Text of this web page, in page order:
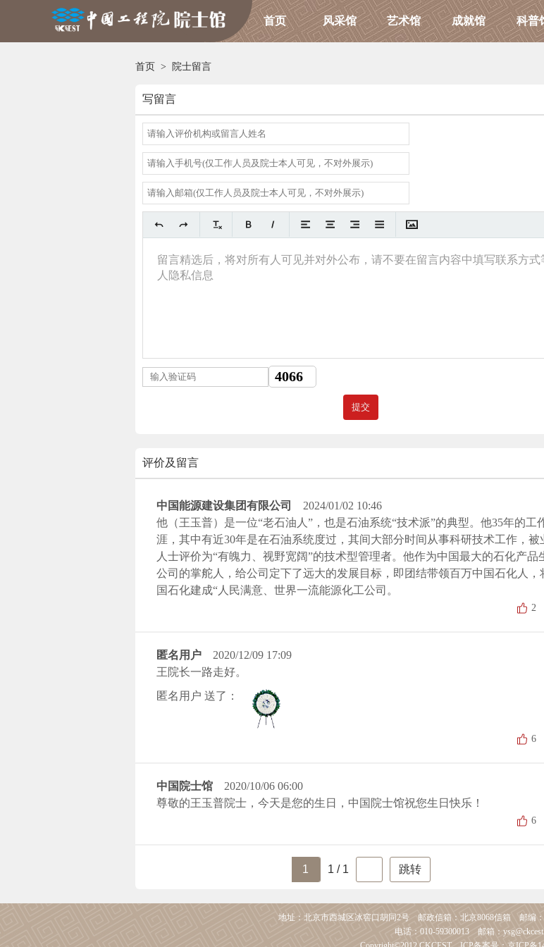
首页 风采馆 艺术馆 成就馆 科普
首页 > 院士留言
写留言
评价及留言
中国能源建设集团有限公司
2024/01/02 10:46
他（王玉普）是一位“老石油人”，也是石油系统“技术派”的典型。他35年的工
涯，其中有近30年是在石油系统度过，其间大部分时间从事科研技术工作，被
人士评价为“有魄力、视野宽阔”的技术型管理者。他作为中国最大的石化产品
公司的掌舵人，给公司定下了远大的发展目标，即团结带领百万中国石化人，
国石化建成“人民满意、世界一流能源化工公司。
2
匿名用户
2020/12/09 17:09
王院长一路走好。
匿名用户 送了：
6
中国院士馆
2020/10/06 06:00
尊敬的王玉普院士，今天是您的生日，中国院士馆祝您生日快乐！
6
1 1 / 1
地址：北京市西城区冰窖口胡同2号 邮政信箱：北京8068信箱 邮编
电话：010-59300013 邮箱：